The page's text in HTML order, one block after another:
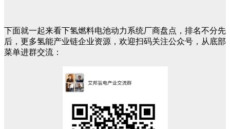
下面就一起来看下氢燃料电池动力系统厂商盘点，排名不分先
后，更多氢能产业链企业资源，欢迎扫码关注公众号，从底部
菜单进群交流：